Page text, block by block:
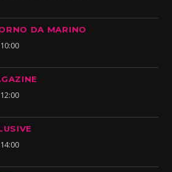
DA MARINO
10:00
12:00
14:00